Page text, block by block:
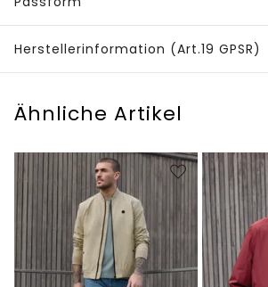
Herstellerinformation (Art.19 GPSR)
Ähnliche Artikel